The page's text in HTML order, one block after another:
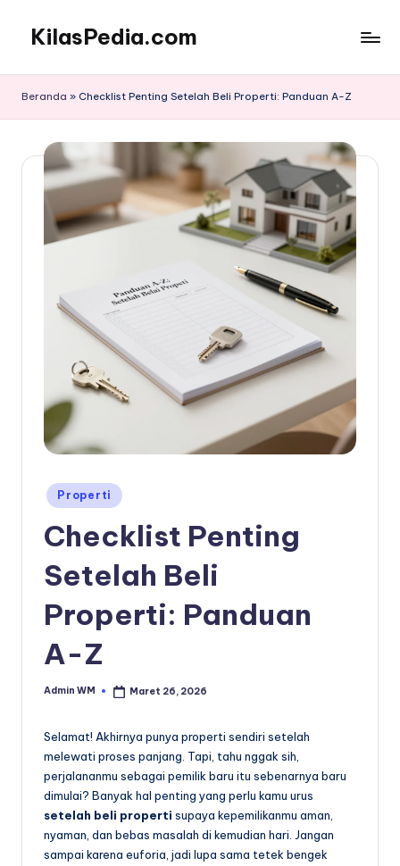
content
KilasPedia.com
Terdepan
Beranda » Checklist Penting Setelah Beli Properti: Panduan A-Z
Posted
in
Properti
Checklist Penting
Setelah Beli
Properti: Panduan
A-Z
Posted
Admin WM Maret 26, 2026
Selamat! Akhirnya punya properti sendiri setelah
melewati proses panjang. Tapi, tahu nggak sih,
perjalananmu sebagai pemilik baru itu sebenarnya baru
dimulai? Banyak hal penting yang perlu kamu urus
setelah beli properti supaya kepemilikanmu aman,
nyaman, dan bebas masalah di kemudian hari. Jangan
sampai karena euforia, jadi lupa sama tetek bengek